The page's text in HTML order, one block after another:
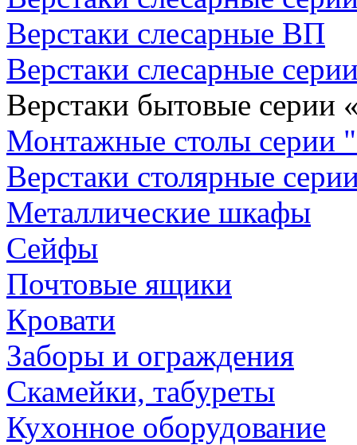
Верстаки слесарные ВП
Верстаки слесарные
Верстаки бытовые серии
Монтажные столы серии
Верстаки столярные
Металлические шкафы
Сейфы
Почтовые ящики
Кровати
Заборы и ограждения
Скамейки, табуреты
Кухонное оборудование